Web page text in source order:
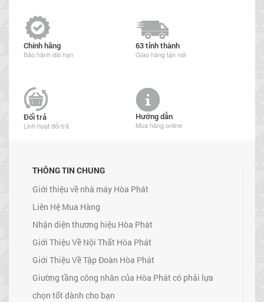
Chính hãng
Bảo hành dài hạn
63 tỉnh thành
Giao hàng tận nơi
Đổi trả
Linh hoạt đổi trả
Hướng dẫn
Mua hàng online
THÔNG TIN CHUNG
Giới thiệu về nhà máy Hòa Phát
Liên Hệ Mua Hàng
Nhận diện thương hiệu Hòa Phát
Giới Thiệu Về Nội Thất Hòa Phát
Giới Thiệu Về Tập Đoàn Hòa Phát
Giường tầng công nhân của Hòa Phát có phải lựa
chọn tốt dành cho bạn